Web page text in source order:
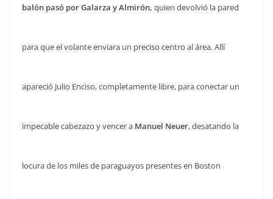
balón pasó por Galarza y Almirón, quien devolvió la pared
para que el volante enviara un preciso centro al área. Allí
apareció Julio Enciso, completamente libre, para conectar un
impecable cabezazo y vencer a Manuel Neuer, desatando la
locura de los miles de paraguayos presentes en Boston